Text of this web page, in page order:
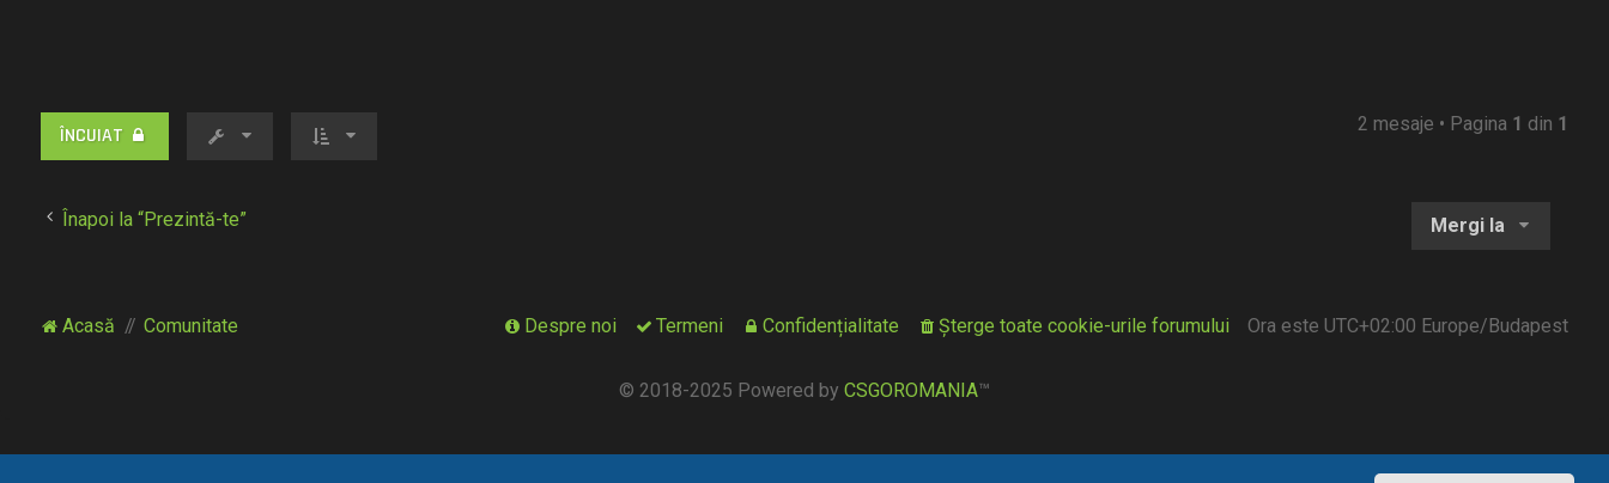
ÎNCUIAT 2 mesaje • Pagina 1 din 1
Înapoi la “Prezintă-te” Mergi la
Acasă Comunitate Ora este UTC+02:00 Europe/Budapest
Şterge toate cookie-urile forumului
Confidențialitate
Termeni
Despre noi
© 2018-2025 Powered by CSGOROMANIA™